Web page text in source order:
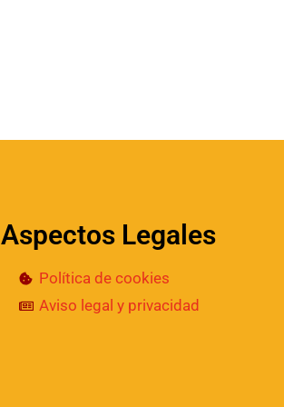
Aspectos Legales
Política de cookies
Aviso legal y privacidad